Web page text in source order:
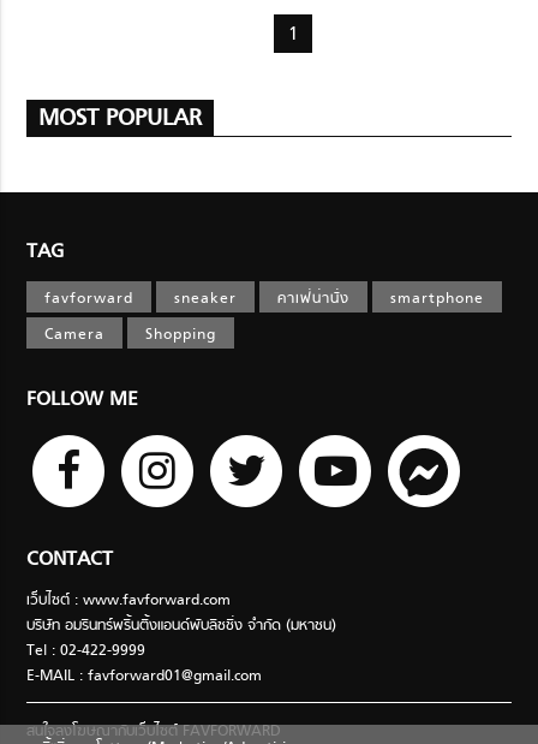
1
MOST POPULAR
TAG
favforward sneaker คาเฟ่น่านั่ง
smartphone
Camera
Shopping
FOLLOW ME
CONTACT
เว็บไซต์ : www.favforward.com
บริษัท อมรินทร์พริ้นติ้งแอนด์พับลิชชิ่ง จำกัด (มหาชน)
Tel : 02-422-9999
E-MAIL :favforward01@gmail.com
สนใจลงโฆษณากับเว็บไซต์ FAVFORWARD